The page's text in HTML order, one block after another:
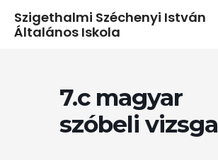
Szigethalmi Széchenyi István
Általános Iskola
7.c magyar
szóbeli vizsga